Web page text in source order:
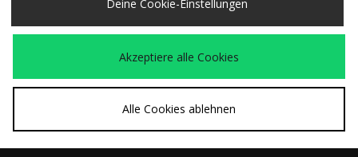
Deine Cookie-Einstellungen
Akzeptiere alle Cookies
Alle Cookies ablehnen